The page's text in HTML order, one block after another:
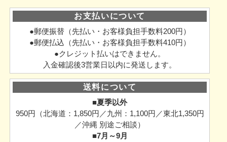
お支払いについて
●郵便振替（先払い・お客様負担手数料200円）
●郵便払込（先払い・お客様負担手数料410円）
●クレジット払いはできません。
入金確認後3営業日以内に発送します。
送料について
■夏季以外
950円（北海道：1,850円／九州：1,100円／東北1,350円
／沖縄 別途ご相談）
■7月～9月